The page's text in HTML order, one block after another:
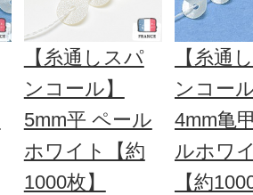
【糸通しスパ
ンコール】
5mm平 ペール
ホワイト【約
1000枚】
【糸通
ンコー
4mm亀
ルホワ
【約